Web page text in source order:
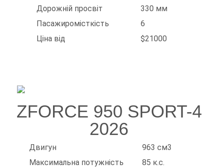
Дорожній просвіт
330 мм
Пасажиромісткість
6
Ціна від
$21000
ZFORCE 950 SPORT-4
2026
Двигун
963 см3
Максимальна потужність
85 к.с.